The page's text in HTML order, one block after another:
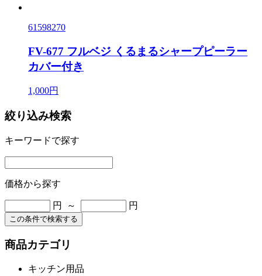
61598270
FV-677 フルベジ くるまるシャープピーラー
カバー付き
1,000円
絞り込み検索
キーワードで探す
価格から探す
円 ～ 円
この条件で検索する
商品カテゴリ
キッチン用品